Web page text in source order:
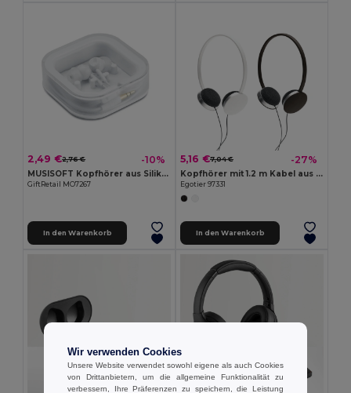
2,49 €2,76 € -10%
MUSISOFT Kopfhörer aus Silikon
GiftRetail MO7267
In den Warenkorb
5,16 €7,04 € -27%
Kopfhörer mit 1.2 m Kabel aus ABS
Egotier 97331
In den Warenkorb
Wir verwenden Cookies
Unsere Website verwendet sowohl eigene als auch Cookies
von Drittanbietern, um die allgemeine Funktionalität zu
verbessern, Ihre Präferenzen zu speichern, die Leistung